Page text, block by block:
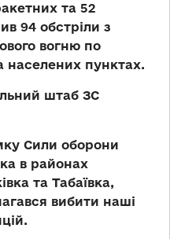
та 52
94 обстріли з
вогню по
населених пунктах.
штаб ЗС
Сили оборони
в районах
та Табаївка,
вибити наші